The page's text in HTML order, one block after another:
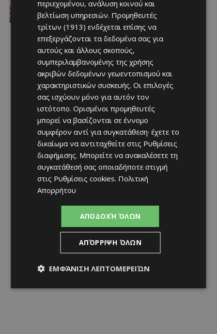
Afentiko 07/08/2026
περιεχομένου, ανάλυση κοινού και
βελτίωση υπηρεσιών. Προμηθευτές
τρίτων (1913) ενδέχεται επίσης να
επεξεργάζονται τα δεδομένα σας για
αυτούς και άλλους σκοπούς,
συμπεριλαμβανομένης της χρήσης
ακριβών δεδομένων γεωεντοπισμού και
χαρακτηριστικών συσκευής. Οι επιλογές
σας ισχύουν μόνο για αυτόν τον
ιστότοπο. Ορισμένοι προμηθευτές
μπορεί να βασίζονται σε έννομο
συμφέρον αντί για συγκατάθεση· έχετε το
δικαίωμα να αντιταχθείτε στις Ρυθμίσεις
διαφήμισης. Μπορείτε να ανακαλέσετε τη
συγκατάθεσή σας οποιαδήποτε στιγμή
στις Ρυθμίσεις cookies. Πολιτική
Απορρήτου
ΑΠΟΔΟΧΉ ΌΛΩΝ
ΑΠΌΡΡΙΨΗ ΌΛΩΝ
ΕΜΦΆΝΙΣΗ ΛΕΠΤΟΜΕΡΕΙΏΝ